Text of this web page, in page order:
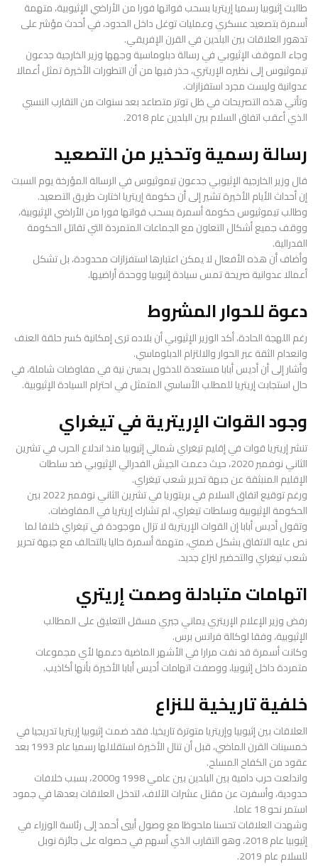
طالبت إثيوبيا رسميا إريتريا بسحب قواتها فورا من الأراضي الإثيوبية، متهمة
أسمرة بتصعيد عسكري وعمليات توغل داخل الحدود، في أحدث مؤشر على
تدهور العلاقات بين البلدين في القرن الإفريقي.
وجاء الموقف الإثيوبي في رسالة دبلوماسية وجهها وزير الخارجية جدعون
تيموثيوس إلى نظيره الإريتري، حذر فيها من أن التطورات الأخيرة تمثل أعمالا
عدوانية وليست مجرد استفزازات.
وتأتي هذه التصريحات في ظل توتر متصاعد بعد سنوات من التقارب النسبي
الذي أعقب اتفاق السلام بين البلدين عام 2018.
رسالة رسمية وتحذير من التصعيد
قال وزير الخارجية الإثيوبي جدعون تيموثيوس في الرسالة المؤرخة يوم السبت
إن أحداث الأيام الأخيرة تشير إلى أن حكومة إريتريا اختارت طريق التصعيد.
وطالب تيموثيوس حكومة أسمرة بسحب قواتها فورا من الأراضي الإثيوبية،
ووقف جميع أشكال التعاون مع الجماعات المتمردة التي تقاتل الحكومة
الفدرالية.
وأضاف أن هذه الأفعال لا يمكن اعتبارها استفزازات محدودة، بل تشكل
أعمالا عدوانية صريحة تمس سيادة إثيوبيا ووحدة أراضيها.
دعوة للحوار المشروط
رغم اللهجة الحادة، أكد الوزير الإثيوبي أن بلاده ترى إمكانية كسر حلقة العنف
وانعدام الثقة عبر الحوار والالتزام الدبلوماسي.
وأشار إلى أن أديس أبابا مستعدة للدخول بحسن نية في مفاوضات شاملة، في
حال استجابت إريتريا للمطلب الأساسي المتمثل في احترام السيادة الإثيوبية.
وجود القوات الإريترية في تيغراي
تنشر إريتريا قوات في إقليم تيغراي شمالي إثيوبيا منذ اندلاع الحرب في تشرين
الثاني نوفمبر 2020، حيث دعمت الجيش الفدرالي الإثيوبي ضد سلطات
الإقليم المنبثقة عن جبهة تحرير شعب تيغراي.
ورغم توقيع اتفاق السلام في بريتوريا في تشرين الثاني نوفمبر 2022 بين
الحكومة الإثيوبية وسلطات تيغراي، لم تشارك إريتريا في المفاوضات.
وتقول أديس أبابا إن القوات الإريترية لا تزال موجودة في تيغراي خلافا لما
نص عليه الاتفاق بشكل ضمني، متهمة أسمرة حاليا بالتحالف مع جبهة تحرير
شعب تيغراي والتحضير لنزاع جديد.
اتهامات متبادلة وصمت إريتري
رفض وزير الإعلام الإريتري يماني جبري مسقل التعليق على المطالب
الإثيوبية، وفقا لوكالة فرانس برس.
وكانت أسمرة قد نفت مرارا في الأشهر الماضية دعمها لأي مجموعات
متمردة داخل إثيوبيا، ووصفت اتهامات أديس أبابا الأخيرة بأنها أكاذيب.
خلفية تاريخية للنزاع
العلاقات بين إثيوبيا وإريتريا متوترة تاريخيا. فقد ضمت إثيوبيا إريتريا تدريجيا في
خمسينات القرن الماضي، قبل أن تنال الأخيرة استقلالها رسميا عام 1993 بعد
عقود من الكفاح المسلح.
واندلعت حرب دامية بين البلدين بين عامي 1998 و2000، بسبب خلافات
حدودية، وأسفرت عن مقتل عشرات الآلاف، لتدخل العلاقات بعدها في جمود
استمر نحو 18 عاما.
وشهدت العلاقات تحسنا ملحوظا مع وصول أبيي أحمد إلى رئاسة الوزراء في
إثيوبيا عام 2018، وهو التقارب الذي أسهم في حصوله على جائزة نوبل
للسلام عام 2019.